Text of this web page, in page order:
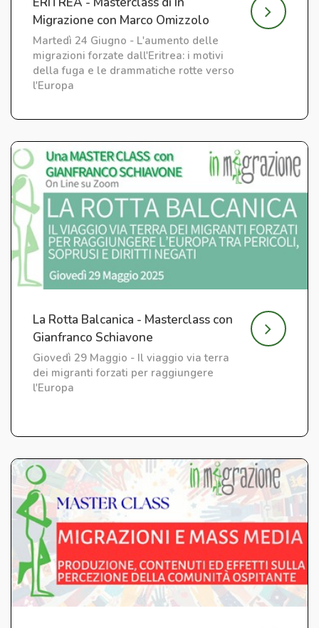
Migrazione con Marco Omizzolo
Martedì 24 Giugno - L'aumento delle
migrazioni forzate dall'Eritrea: i motivi
della fuga e le drammatiche rotte verso
l'Europa
La Rotta Balcanica - Masterclass con
Gianfranco Schiavone
Giovedì 29 Maggio - Il viaggio via terra
dei migranti forzati per raggiungere
l'Europa